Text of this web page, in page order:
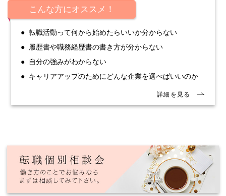
こんな方にオススメ！
転職活動って何から始めたらいいか分からない
履歴書や職務経歴書の書き方が分からない
自分の強みがわからない
キャリアアップのためにどんな企業を選べばいいのか